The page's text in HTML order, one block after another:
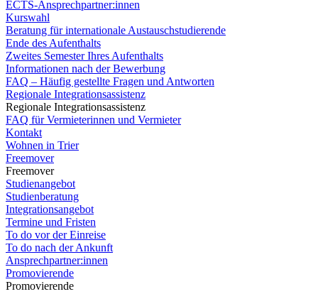
ECTS-Ansprechpartner:innen
Kurswahl
Beratung für internationale Austauschstudierende
Ende des Aufenthalts
Zweites Semester Ihres Aufenthalts
Informationen nach der Bewerbung
FAQ – Häufig gestellte Fragen und Antworten
Regionale Integrationsassistenz
Regionale Integrationsassistenz
FAQ für Vermieterinnen und Vermieter
Kontakt
Wohnen in Trier
Freemover
Freemover
Studienangebot
Studienberatung
Integrationsangebot
Termine und Fristen
To do vor der Einreise
To do nach der Ankunft
Ansprechpartner:innen
Promovierende
Promovierende